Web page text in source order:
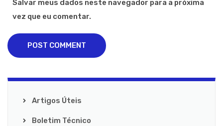
Salvar meus dados neste navegador para a próxima
vez que eu comentar.
POST COMMENT
Artigos Úteis
Boletim Técnico